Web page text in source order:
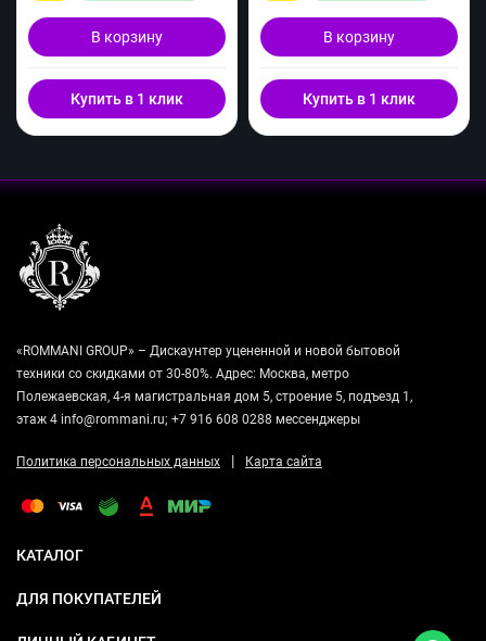
В корзину
Купить в 1 клик
В корзину
Купить в 1 клик
«ROMMANI GROUP» – Дискаунтер уцененной и новой бытовой
техники со скидками от 30-80%. Адрес: Москва, метро
Полежаевская, 4-я магистральная дом 5, строение 5, подъезд 1,
этаж 4 info@rommani.ru; +7 916 608 0288 мессенджеры
Политика персональных данных | Карта сайта
КАТАЛОГ
ДЛЯ ПОКУПАТЕЛЕЙ